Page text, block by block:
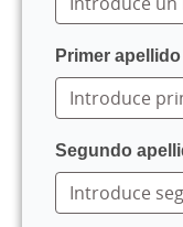
Primer apellido
Segundo